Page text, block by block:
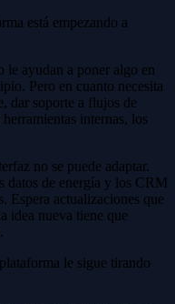
está empezando a
le ayudan a poner algo en
Pero en cuanto necesita
dar soporte a flujos de
internas, los
no se puede adaptar.
datos de energía y los CRM
Espera actualizaciones que
idea nueva tiene que
.
le sigue tirando